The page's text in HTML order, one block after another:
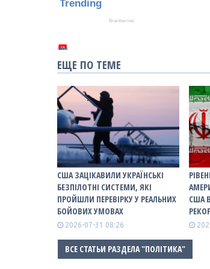
ЕЩЕ ПО ТЕМЕ
США ЗАЦІКАВИЛИ УКРАЇНСЬКІ
БЕЗПІЛОТНІ СИСТЕМИ, ЯКІ
ПРОЙШЛИ ПЕРЕВІРКУ У РЕАЛЬНИХ
БОЙОВИХ УМОВАХ
2026-07-31 08:26
США
ВСЕ СТАТЬИ РАЗДЕЛА "ПОЛІТИКА"